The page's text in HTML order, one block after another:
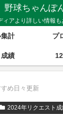
野球ちゃんぽ
ィアより詳しい情報も
計 プ
績
め日々更新
2024年リクエスト成